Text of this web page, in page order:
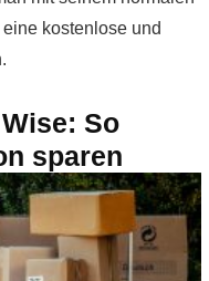
kostenlose und
So
sparen